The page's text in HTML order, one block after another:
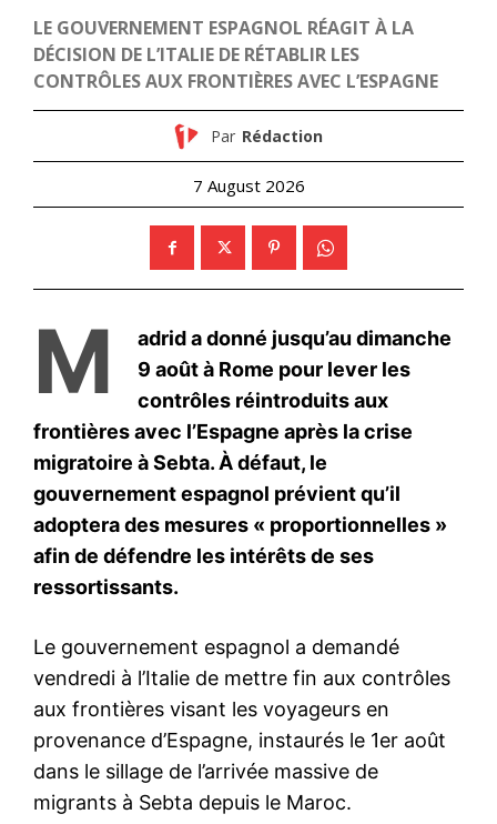
le1.ma
l'intelligence de
Insight Publications
À propos
Nous contacter